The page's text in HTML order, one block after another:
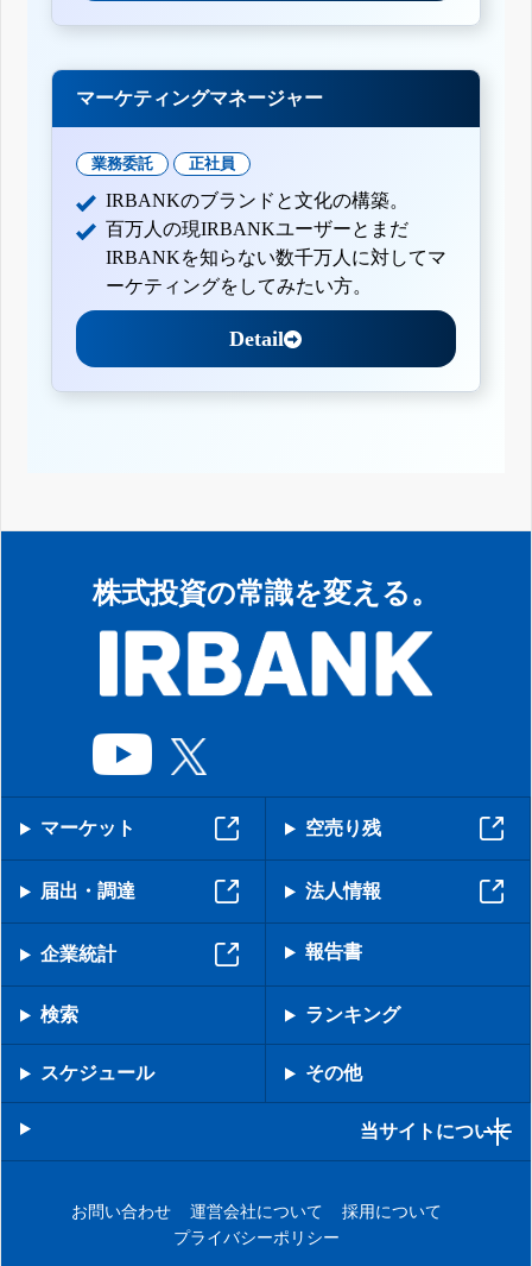
マーケティングマネージャー
業務委託 正社員
IRBANKのブランドと文化の構築。
百万人の現IRBANKユーザーとまだ
IRBANKを知らない数千万人に対してマ
ーケティングをしてみたい方。
Detail
株式投資の常識を変える。
マーケット 空売り残
届出・調達 法人情報
企業統計 報告書
検索 ランキング
スケジュール その他
当サイトについて
お問い合わせ 運営会社について
採用について
プライバシーポリシー